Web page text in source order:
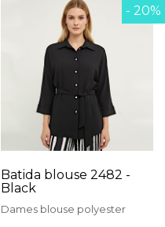
- 20%
Batida blouse 2482 -
Black
Dames blouse polyester